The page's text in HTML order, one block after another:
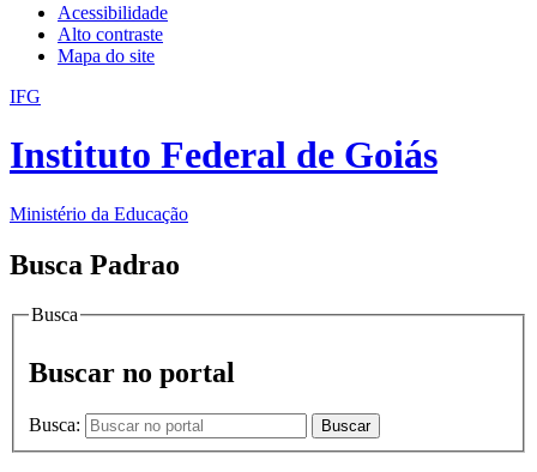
Acessibilidade
Alto contraste
Mapa do site
IFG
Instituto Federal de Goiás
Ministério da Educação
Busca Padrao
Busca
Buscar no portal
Busca: Buscar